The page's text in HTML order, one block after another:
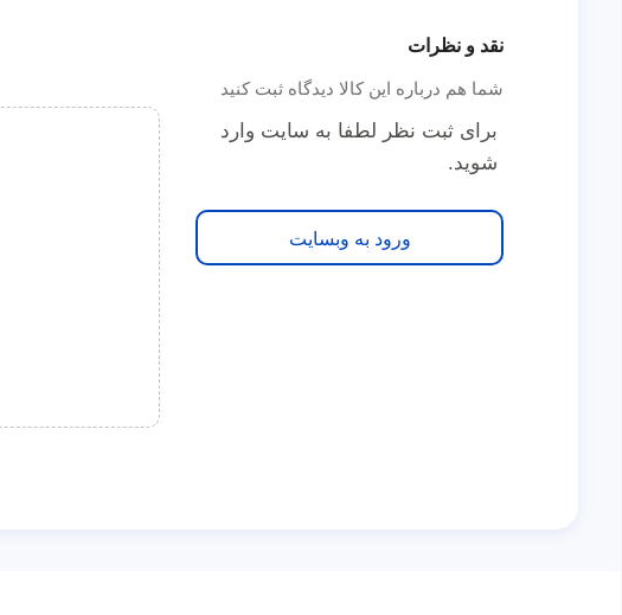
نقد و نظرات
شما هم درباره این کالا دیدگاه ثبت کنید
برای ثبت نظر لطفا به سایت وارد
شوید.
ورود به وبسایت